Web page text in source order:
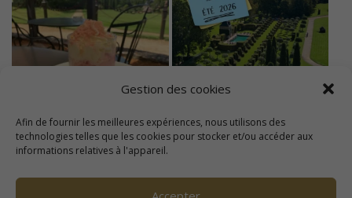
Gestion des cookies
Afin de fournir les meilleures expériences, nous utilisons des
technologies telles que les cookies pour stocker et/ou accéder aux
informations relatives à l'appareil.